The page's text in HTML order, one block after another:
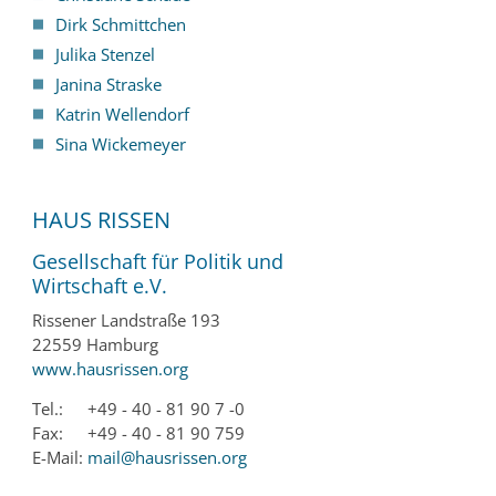
Dirk Schmittchen
Julika Stenzel
Janina Straske
Katrin Wellendorf
Sina Wickemeyer
HAUS RISSEN
Gesellschaft für Politik und
Wirtschaft e.V.
Rissener Landstraße 193
22559 Hamburg
www.hausrissen.org
Tel.:
+49 - 40 - 81 90 7 -0
Fax:
+49 - 40 - 81 90 759
E-Mail: mail@hausrissen.org